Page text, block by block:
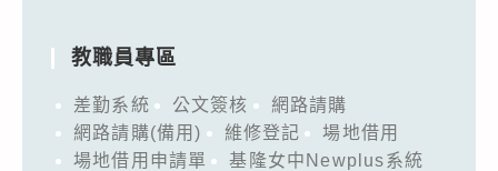
教職員專區
差勤系統 公文簽核
網路請購
網路請購(備用)
維修登記
場地借用
場地借用申請單
基隆女中Newplus系統